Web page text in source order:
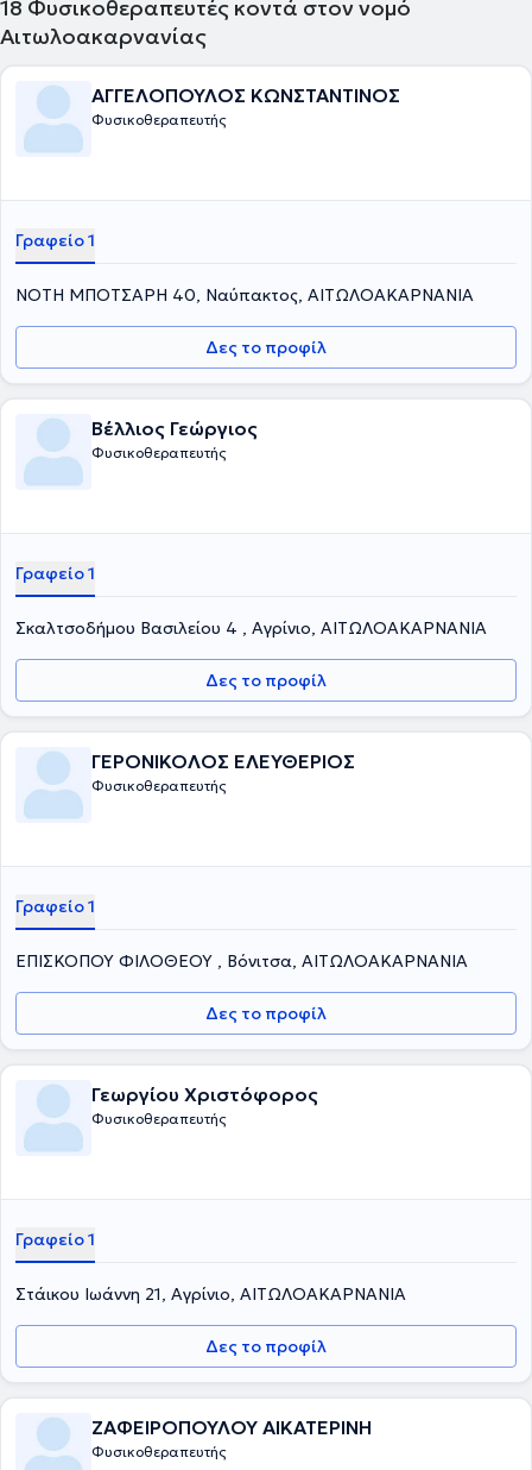
18 Φυσικοθεραπευτές κοντά στον νομό
Αιτωλοακαρνανίας
ΑΓΓΕΛΟΠΟΥΛΟΣ ΚΩΝΣΤΑΝΤΙΝΟΣ
Φυσικοθεραπευτής
Γραφείο 1
ΝΟΤΗ ΜΠΟΤΣΑΡΗ 40, Ναύπακτος, ΑΙΤΩΛΟΑΚΑΡΝΑΝΙΑ
Δες το προφίλ
Βέλλιος Γεώργιος
Φυσικοθεραπευτής
Γραφείο 1
Σκαλτσοδήμου Βασιλείου 4 , Αγρίνιο, ΑΙΤΩΛΟΑΚΑΡΝΑΝΙΑ
Δες το προφίλ
ΓΕΡΟΝΙΚΟΛΟΣ ΕΛΕΥΘΕΡΙΟΣ
Φυσικοθεραπευτής
Γραφείο 1
ΕΠΙΣΚΟΠΟΥ ΦΙΛΟΘΕΟΥ , Βόνιτσα, ΑΙΤΩΛΟΑΚΑΡΝΑΝΙΑ
Δες το προφίλ
Γεωργίου Χριστόφορος
Φυσικοθεραπευτής
Γραφείο 1
Στάικου Ιωάννη 21, Αγρίνιο, ΑΙΤΩΛΟΑΚΑΡΝΑΝΙΑ
Δες το προφίλ
ΖΑΦΕΙΡΟΠΟΥΛΟΥ ΑΙΚΑΤΕΡΙΝΗ
Φυσικοθεραπευτής